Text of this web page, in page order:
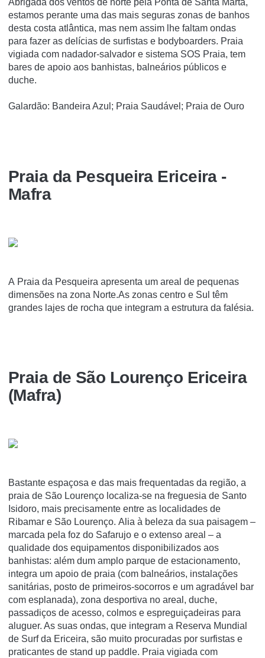
Abrigada dos ventos de norte pela Ponta de Santa Marta,
estamos perante uma das mais seguras zonas de banhos
desta costa atlântica, mas nem assim lhe faltam ondas
para fazer as delícias de surfistas e bodyboarders. Praia
vigiada com nadador-salvador e sistema SOS Praia, tem
bares de apoio aos banhistas, balneários públicos e
duche.
Galardão: Bandeira Azul; Praia Saudável; Praia de Ouro
Praia da Pesqueira Ericeira -
Mafra
A Praia da Pesqueira apresenta um areal de pequenas
dimensões na zona Norte.As zonas centro e Sul têm
grandes lajes de rocha que integram a estrutura da falésia.
Praia de São Lourenço Ericeira
(Mafra)
Bastante espaçosa e das mais frequentadas da região, a
praia de São Lourenço localiza-se na freguesia de Santo
Isidoro, mais precisamente entre as localidades de
Ribamar e São Lourenço. Alia à beleza da sua paisagem –
marcada pela foz do Safarujo e o extenso areal – a
qualidade dos equipamentos disponibilizados aos
banhistas: além dum amplo parque de estacionamento,
integra um apoio de praia (com balneários, instalações
sanitárias, posto de primeiros-socorros e um agradável bar
com esplanada), zona desportiva no areal, duche,
passadiços de acesso, colmos e espreguiçadeiras para
aluguer. As suas ondas, que integram a Reserva Mundial
de Surf da Ericeira, são muito procuradas por surfistas e
praticantes de stand up paddle. Praia vigiada com